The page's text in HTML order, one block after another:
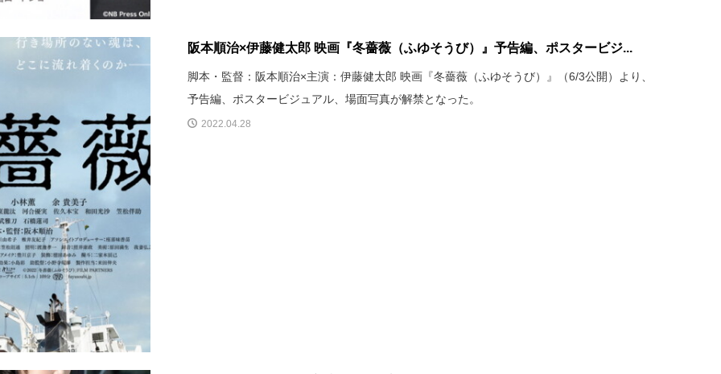
阪本順治×伊藤健太郎 映画『冬薔薇（ふゆそうび）』予告編、ポスタービジ...
脚本・監督：阪本順治×主演：伊藤健太郎 映画『冬薔薇（ふゆそうび）』（6/3公開）より、
予告編、ポスタービジュアル、場面写真が解禁となった。
2022.04.28